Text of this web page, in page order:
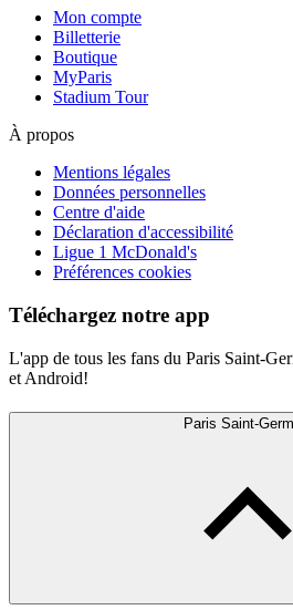
Mon compte
Billetterie
Boutique
MyParis
Stadium Tour
À propos
Mentions légales
Données personnelles
Centre d'aide
Déclaration d'accessibilité
Ligue 1 McDonald's
Préférences cookies
Téléchargez notre app
L'app de tous les fans du Paris Saint-
et Android!
Paris Saint-